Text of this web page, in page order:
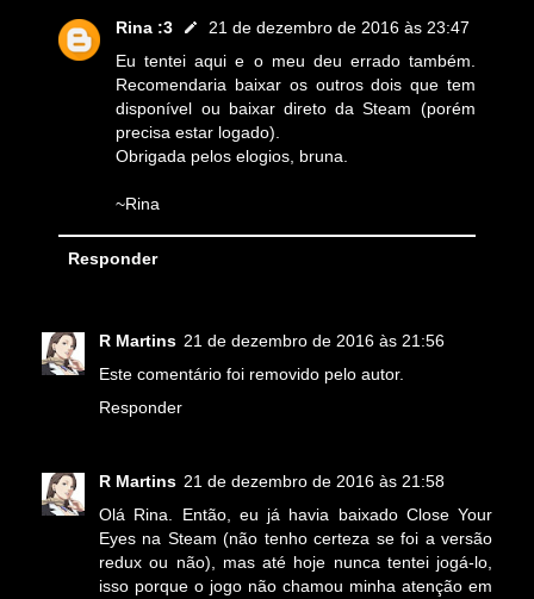
Rina :3
21 de dezembro de 2016 às 23:47
Eu tentei aqui e o meu deu errado também.
Recomendaria baixar os outros dois que tem
disponível ou baixar direto da Steam (porém
precisa estar logado).
Obrigada pelos elogios, bruna.
~Rina
Responder
R Martins 21 de dezembro de 2016 às 21:56
Este comentário foi removido pelo autor.
Responder
R Martins 21 de dezembro de 2016 às 21:58
Olá Rina. Então, eu já havia baixado Close Your
Eyes na Steam (não tenho certeza se foi a versão
redux ou não), mas até hoje nunca tentei jogá-lo,
isso porque o jogo não chamou minha atenção em